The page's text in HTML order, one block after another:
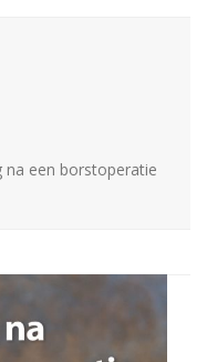
na een borstoperatie